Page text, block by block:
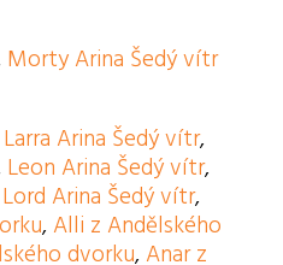
Morty Arina Šedý vítr
Larra Arina Šedý vítr,
Leon Arina Šedý vítr,
Lord Arina Šedý vítr,
, Alli z Andělského
dvorku, Anar z